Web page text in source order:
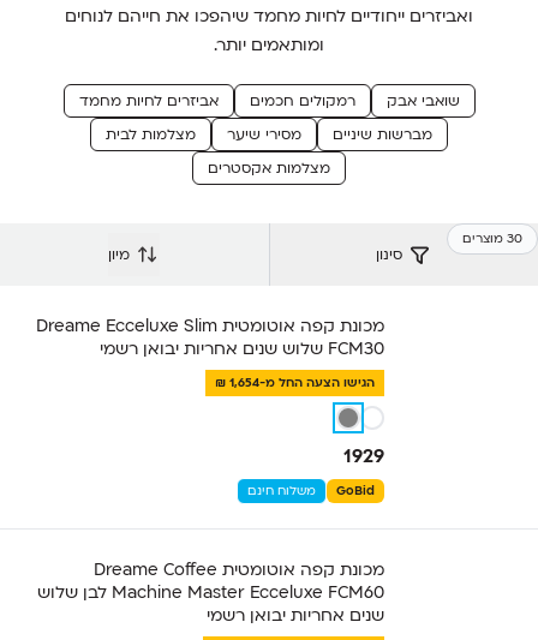
ואביזרים ייחודיים לחיות מחמד שיהפכו את חייהם לנוחים
ומותאמים יותר.
שואבי אבק רמקולים חכמים
אביזרים לחיות מחמד
מברשות שיניים
מסירי שיער
מצלמות לבית
מצלמות אקסטרים
סינון מיון
30 מוצרים
מכונת קפה אוטומטית Dreame Ecceluxe Slim
FCM30 שלוש שנים אחריות יבואן רשמי
הגישו הצעה החל מ-1,654 ₪
1929
GoBid משלוח חינם
מכונת קפה אוטומטית Dreame Coffee
Machine Master Ecceluxe FCM60 לבן שלוש
שנים אחריות יבואן רשמי